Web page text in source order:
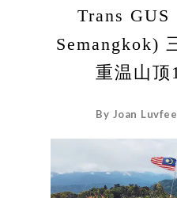
Trans
Semangkok)
重温山顶
By Joan